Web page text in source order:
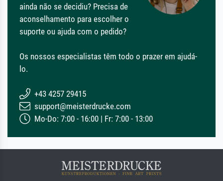
ainda não se decidiu? Precisa de
aconselhamento para escolher o
suporte ou ajuda com o pedido?
Os nossos especialistas têm todo o prazer em ajudá-
lo.
+43 4257 29415
support@meisterdrucke.com
Mo-Do: 7:00 - 16:00 | Fr: 7:00 - 13:00